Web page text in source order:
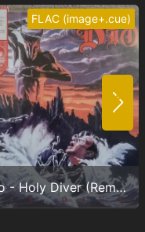
Регистрация
FLAC (image+.cue)
Dio - Holy Diver (Remastered) (24/96.0)